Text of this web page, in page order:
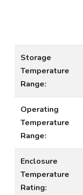
Storage
Temperature
Range:
Operating
Temperature
Range:
Enclosure
Temperature
Rating: